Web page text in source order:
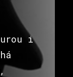
i